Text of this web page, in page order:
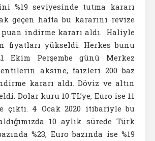
%19 seviyesinde tutma kararı
geçen hafta bu kararını revize
puan indirme kararı aldı. Haliyle
fiyatları yükseldi. Herkes bunu
Ekim Perşembe günü Merkez
aksine, faizleri 200 baz
kararı aldı. Döviz ve altın
Dolar kuru 10 TL’ye, Euro ise 11
çıktı. 4 Ocak 2020 itibariyle bu
10 aylık sürede Türk
%23, Euro bazında ise %19